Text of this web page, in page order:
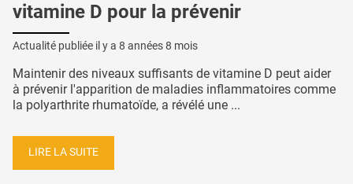
vitamine D pour la prévenir
Actualité publiée il y a 8 années 8 mois
Maintenir des niveaux suffisants de vitamine D peut aider
à prévenir l'apparition de maladies inflammatoires comme
la polyarthrite rhumatoïde, a révélé une ...
LIRE LA SUITE